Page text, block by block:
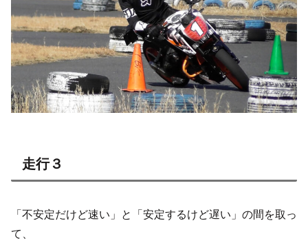
走行３
「不安定だけど速い」と「安定するけど遅い」の間を取っ
て、